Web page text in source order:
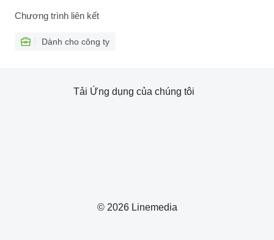
Chương trình liên kết
Dành cho công ty
© 2026 Linemedia
Tải Ứng dụng của chúng tôi